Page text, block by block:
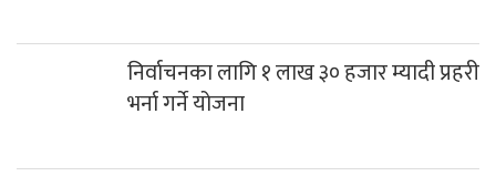
निर्वाचनका लागि १ लाख ३० हजार म्यादी प्रहरी
भर्ना गर्ने योजना